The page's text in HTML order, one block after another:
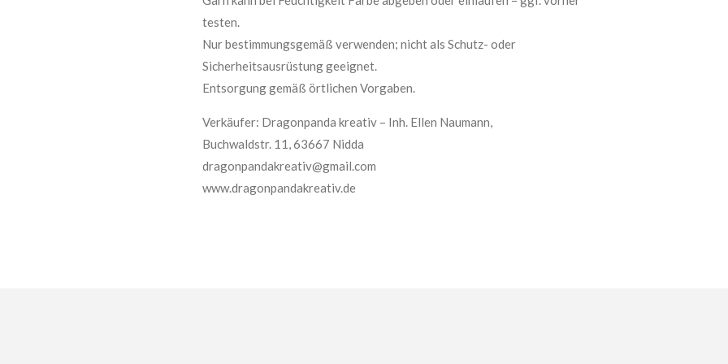
testen.
Nur bestimmungsgemäß verwenden; nicht als Schutz- oder
Sicherheitsausrüstung geeignet.
Entsorgung gemäß örtlichen Vorgaben.
Verkäufer: Dragonpanda kreativ – Inh. Ellen Naumann,
Buchwaldstr. 11, 63667 Nidda
dragonpandakreativ@gmail.com
www.dragonpandakreativ.de